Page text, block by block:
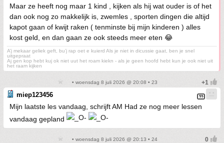
Maar ze heeft nog maar 1 kind , kijken als hij wat ouder is of het
dan ook nog zo makkelijk is, zwemles , sporten dingen die altijd
kapot gaan of kwijt raken ( tenminste bij mijn kinderen ) alles
kost geld, en dan gaan ze ook steeds meer eten 😂
A’j mekaar geliek geft, bu’j rap oet e kuierd Als je niet in dicussie gaat, ben je snel
uitgepraat
Aj gen kop hebt kuj ok niet uut het roam kiekn - als je geen hoofd hebt kun je ook niet uit
het raam kijken
• woensdag 8 juli 2026 @ 20:08 • 23
miep123456
Mijn laatste les vandaag, schrijft AM Had ze nog meer lessen
vandaag gepland
• woensdag 8 juli 2026 @ 20:13 • 24